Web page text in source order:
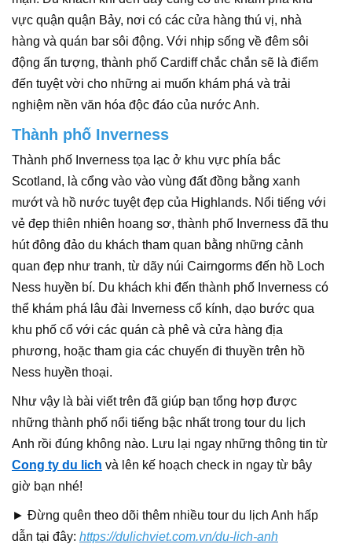
vực quận quận Bảy, nơi có các cửa hàng thú vị, nhà
hàng và quán bar sôi động. Với nhịp sống về đêm sôi
động ấn tượng, thành phố Cardiff chắc chắn sẽ là điểm
đến tuyệt vời cho những ai muốn khám phá và trải
nghiệm nền văn hóa độc đáo của nước Anh.
Thành phố Inverness
Thành phố Inverness tọa lạc ở khu vực phía bắc
Scotland, là cổng vào vào vùng đất đồng bằng xanh
mướt và hồ nước tuyệt đẹp của Highlands. Nổi tiếng với
vẻ đẹp thiên nhiên hoang sơ, thành phố Inverness đã thu
hút đông đảo du khách tham quan bằng những cảnh
quan đẹp như tranh, từ dãy núi Cairngorms đến hồ Loch
Ness huyền bí. Du khách khi đến thành phố Inverness có
thể khám phá lâu đài Inverness cổ kính, dạo bước qua
khu phố cổ với các quán cà phê và cửa hàng địa
phương, hoặc tham gia các chuyến đi thuyền trên hồ
Ness huyền thoại.
Như vậy là bài viết trên đã giúp bạn tổng hợp được
những thành phố nổi tiếng bậc nhất trong tour du lịch
Anh rồi đúng không nào. Lưu lại ngay những thông tin từ
Cong ty du lich và lên kế hoạch check in ngay từ bây
giờ bạn nhé!
► Đừng quên theo dõi thêm nhiều tour du lịch Anh hấp
dẫn tại đây: https://dulichviet.com.vn/du-lich-anh